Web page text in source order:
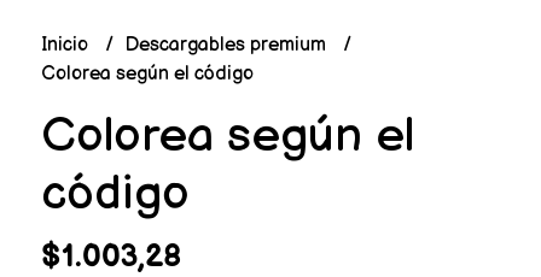
Inicio
Descargables premium
Colorea según el código
Colorea según el
código
$1.003,28